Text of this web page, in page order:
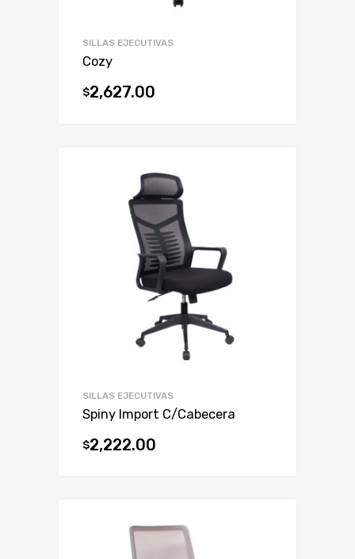
SILLAS EJECUTIVAS
Cozy
$2,627.00
SILLAS EJECUTIVAS
Spiny Import C/Cabecera
$2,222.00